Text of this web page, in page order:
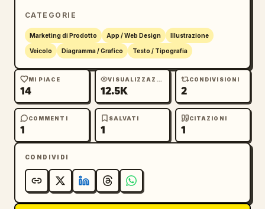
{"title":"nastro rosso centrale per
sottotitolo","position":"sotto il titolo
principale","count":1,"labels":["来園者満足度UP
vantaggi","position":"fascia centrale
inferiore su sfondo
bianco","count":3,"labels":["待ち時間を 大幅カ
ット!","満足度UPで リピーター増加!","単価UP・売上
UPに 貢献!"]},{"title":"fascia blu scuro dei
sopra la CTA","count":3,"labels":["導入施設 増
加中!","利用者満足度 95%以上!","カンタン導入 最短1
週間!"]},{"title":"area call to
action","position":"fascia rossa
CATEGORIE
Marketing di Prodotto App / Web Design Illustrazione
Veicolo Diagramma / Grafico Testo / Tipografia
MI PIACE
14
VISUALIZZAZIONI
12.5K
CONDIVISIONI
2
COMMENTI
1
SALVATI
1
CITAZIONI
1
CONDIVIDI